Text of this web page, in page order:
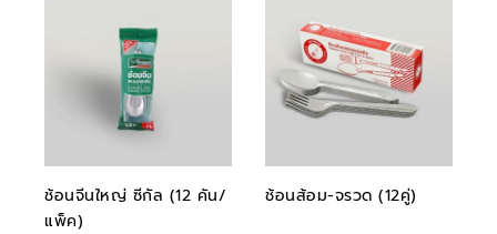
ช้อนจีนใหญ่ ซีกัล (12 คัน/
แพ็ค)
ช้อนส้อม-จรวด (12คู่)